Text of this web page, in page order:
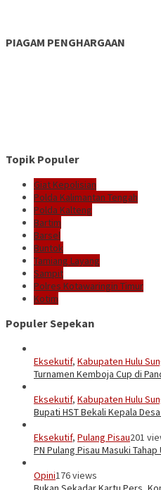
PIAGAM PENGHARGAAN
Topik Populer
Giat Kepolisian
Polda Kalimantan Tengah
Polda Kalteng
Bartim
Barsel
Buntok
Tamiang Layang
Sampit
Polres Kotawaringin Timur
Kotim
Populer Sepekan
Eksekutif, Kabupaten Hulu
Turnamen Kemboja Cup di
Eksekutif, Kabupaten Hulu
Bupati HST Bekali Kepala
Eksekutif, Pulang Pisau201
PN Pulang Pisau Masuki
Opini176 views